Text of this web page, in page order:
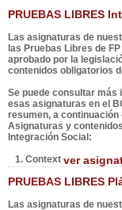
PRUEBAS LIBRES
Las asignaturas de
las Pruebas Libres de
aprobado por la
contenidos obligatorios
Se puede consultar más
esas asignaturas en el
resumen, a
Asignaturas y
Integración Social:
1. Context ver
PRUEBAS LIBRES
Las asignaturas de